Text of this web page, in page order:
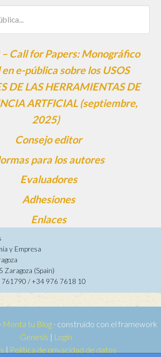
– Call for Papers: Monográfico
e-pública sobre los USOS
DE LAS HERRAMIENTAS DE
ARTFICIAL (septiembre,
2025)
Consejo editor
para los autores
Evaluadores
Adhesiones
Enlaces
y Empresa
Zaragoza (Spain)
761790 / +34 976 7618 10
Monta tu Blog· construido con el framework
Genesis
Login
Política de privacidad de datos